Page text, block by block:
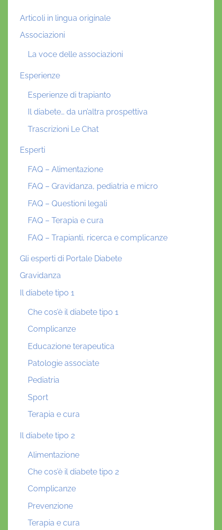
Articoli in lingua originale
Associazioni
La voce delle associazioni
Esperienze
Esperienze di trapianto
Il diabete… da un’altra prospettiva
Trascrizioni Le Chat
Esperti
FAQ – Alimentazione
FAQ – Gravidanza, pediatria e micro
FAQ – Questioni legali
FAQ – Terapia e cura
FAQ – Trapianti, ricerca e complicanze
Gli esperti di Portale Diabete
Gravidanza
Il diabete tipo 1
Che cos’è il diabete tipo 1
Complicanze
Educazione terapeutica
Patologie associate
Pediatria
Sport
Terapia e cura
Il diabete tipo 2
Alimentazione
Che cos’è il diabete tipo 2
Complicanze
Prevenzione
Terapia e cura